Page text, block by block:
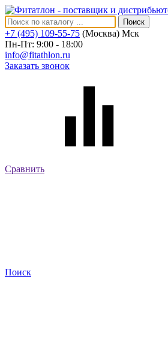
Поиск
+7 (495) 109-55-75 (Москва) Мск
Пн-Пт: 9:00 - 18:00
info@fitathlon.ru
Заказать звонок
Сравнить
Поиск